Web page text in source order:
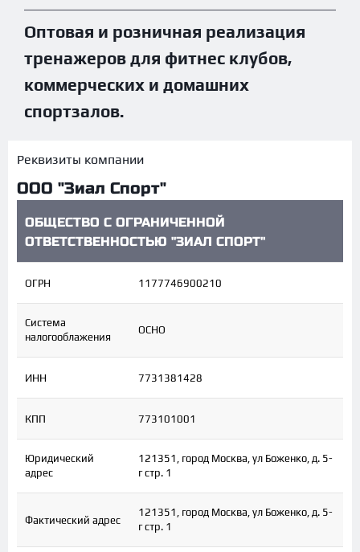
Оптовая и розничная реализация
тренажеров для фитнес клубов,
коммерческих и домашних
спортзалов.
Реквизиты компании
ООО "Зиал Спорт"
ОБЩЕСТВО С ОГРАНИЧЕННОЙ
ОТВЕТСТВЕННОСТЬЮ "ЗИАЛ СПОРТ"
ОГРН 1177746900210
Система
налогооблажения
ОСНО
ИНН 7731381428
КПП 773101001
Юридический
адрес
121351, город Москва, ул Боженко, д. 5-
г стр. 1
Фактический адрес
121351, город Москва, ул Боженко, д. 5-
г стр. 1